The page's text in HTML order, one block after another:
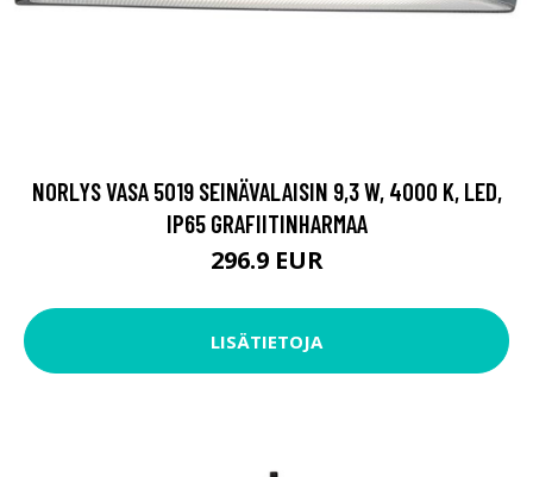
NORLYS VASA 5019 SEINÄVALAISIN 9,3 W, 4000 K, LED,
IP65 GRAFIITINHARMAA
296.9 EUR
LISÄTIETOJA